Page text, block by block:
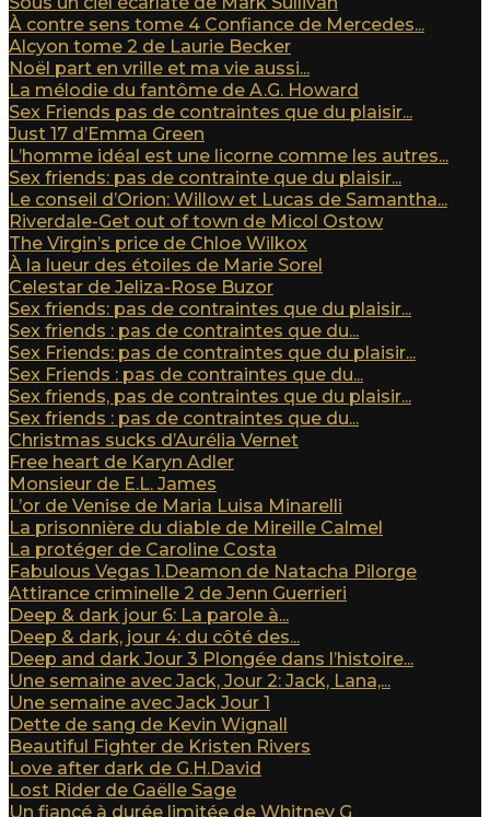
À contre sens tome 4 Confiance de Mercedes...
Alcyon tome 2 de Laurie Becker
Noël part en vrille et ma vie aussi...
La mélodie du fantôme de A.G. Howard
Sex Friends pas de contraintes que du plaisir...
Just 17 d’Emma Green
L’homme idéal est une licorne comme les autres...
Sex friends: pas de contrainte que du plaisir...
Le conseil d’Orion: Willow et Lucas de Samantha...
Riverdale-Get out of town de Micol Ostow
The Virgin’s price de Chloe Wilkox
À la lueur des étoiles de Marie Sorel
Celestar de Jeliza-Rose Buzor
Sex friends: pas de contraintes que du plaisir...
Sex friends : pas de contraintes que du...
Sex Friends: pas de contraintes que du plaisir...
Sex Friends : pas de contraintes que du...
Sex friends, pas de contraintes que du plaisir...
Sex friends : pas de contraintes que du...
Christmas sucks d’Aurélia Vernet
Free heart de Karyn Adler
Monsieur de E.L. James
L’or de Venise de Maria Luisa Minarelli
La prisonnière du diable de Mireille Calmel
La protéger de Caroline Costa
Fabulous Vegas 1.Deamon de Natacha Pilorge
Attirance criminelle 2 de Jenn Guerrieri
Deep & dark jour 6: La parole à...
Deep & dark, jour 4: du côté des...
Deep and dark Jour 3 Plongée dans l’histoire...
Une semaine avec Jack, Jour 2: Jack, Lana,...
Une semaine avec Jack Jour 1
Dette de sang de Kevin Wignall
Beautiful Fighter de Kristen Rivers
Love after dark de G.H.David
Lost Rider de Gaëlle Sage
Un fiancé à durée limitée de Whitney G